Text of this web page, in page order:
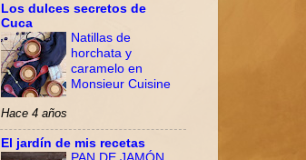
Los dulces secretos de
Cuca
Natillas de
horchata y
caramelo en
Monsieur Cuisine
Hace 4 años
El jardín de mis recetas